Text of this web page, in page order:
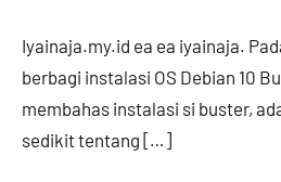
Iyainaja.my.id ea ea iyainaja.
berbagi instalasi OS Debian 10
membahas instalasi si buster,
sedikit tentang […]